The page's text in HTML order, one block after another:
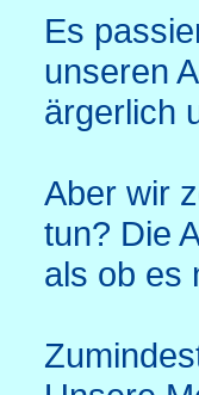
Es
unseren
ärgerlich
Aber wir
tun? Die
als ob es